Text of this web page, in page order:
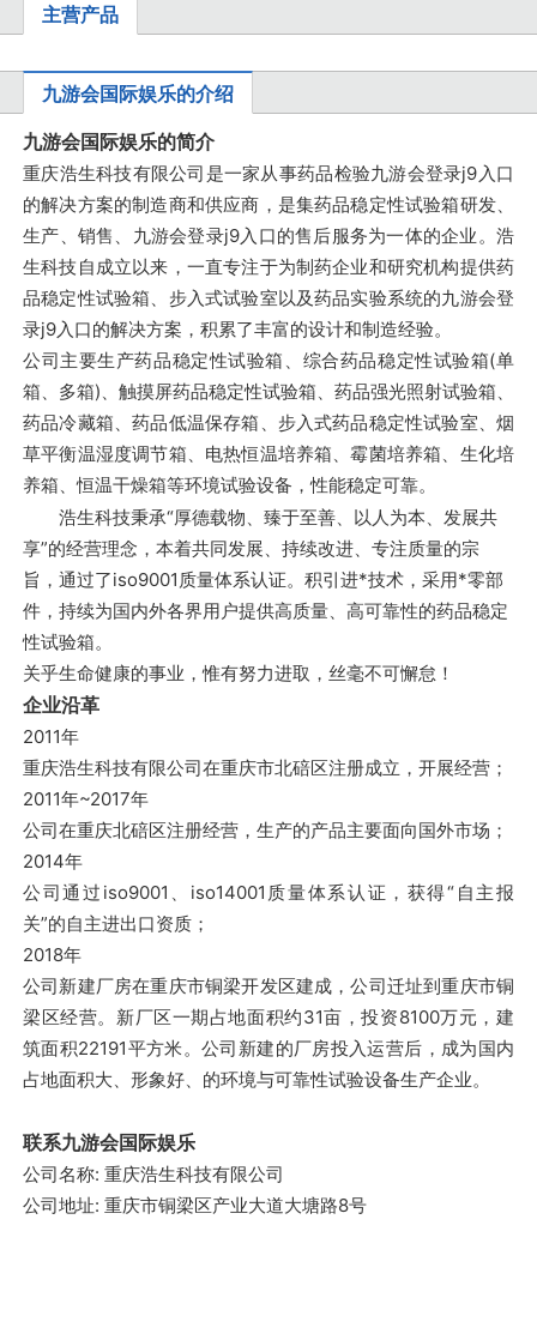
有
限
公
司-
九
游
会
国
际
主营产品
九游会国际娱乐的介绍
九游会国际娱乐的简介
重庆浩生科技有限公司是一家从事药品检验九游会登录j9入口
的解决方案的制造商和供应商，是集药品稳定性试验箱研发、
生产、销售、九游会登录j9入口的售后服务为一体的企业。浩
生科技自成立以来，一直专注于为制药企业和研究机构提供药
品稳定性试验箱、步入式试验室以及药品实验系统的九游会登
录j9入口的解决方案，积累了丰富的设计和制造经验。
公司主要生产药品稳定性试验箱、综合药品稳定性试验箱(单
箱、多箱)、触摸屏药品稳定性试验箱、药品强光照射试验箱、
药品冷藏箱、药品低温保存箱、步入式药品稳定性试验室、烟
草平衡温湿度调节箱、电热恒温培养箱、霉菌培养箱、生化培
养箱、恒温干燥箱等环境试验设备，性能稳定可靠。
浩生科技秉承“厚德载物、臻于至善、以人为本、发展共
享”的经营理念，本着共同发展、持续改进、专注质量的宗
旨，通过了iso9001质量体系认证。积引进*技术，采用*零部
件，持续为国内外各界用户提供高质量、高可靠性的药品稳定
性试验箱。
关乎生命健康的事业，惟有努力进取，丝毫不可懈怠！
企业沿革
2011年
重庆浩生科技有限公司在重庆市北碚区注册成立，开展经营；
2011年~2017年
公司在重庆北碚区注册经营，生产的产品主要面向国外市场；
2014年
公司通过iso9001、iso14001质量体系认证，获得“自主报
关”的自主进出口资质；
2018年
公司新建厂房在重庆市铜梁开发区建成，公司迁址到重庆市铜
梁区经营。新厂区一期占地面积约31亩，投资8100万元，建
筑面积22191平方米。公司新建的厂房投入运营后，成为国内
占地面积大、形象好、的环境与可靠性试验设备生产企业。
联系九游会国际娱乐
公司名称: 重庆浩生科技有限公司
公司地址: 重庆市铜梁区产业大道大塘路8号